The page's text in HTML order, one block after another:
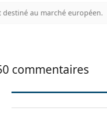
au marché européen.
commentaires